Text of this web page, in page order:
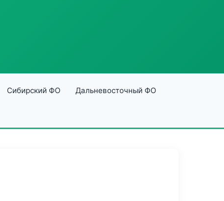
Сибирский ФО Дальневосточный ФО